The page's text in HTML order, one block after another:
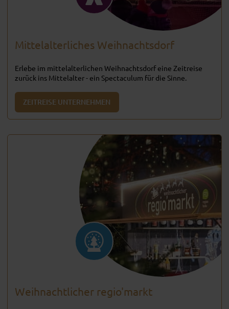
Mittelalterliches Weihnachtsdorf
Erlebe im mittelalterlichen Weihnachtsdorf eine Zeitreise
zurück ins Mittelalter - ein Spectaculum für die Sinne.
ZEITREISE UNTERNEHMEN
Weihnachtlicher regio'markt